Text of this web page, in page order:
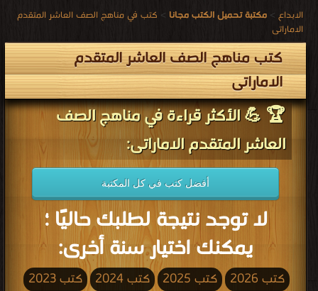
الابداع > مكتبة تحميل الكتب مجانا > كتب في مناهج الصف العاشر المتقدم
الاماراتى
كتب مناهج الصف العاشر المتقدم
الاماراتى
🏆 💪 الأكثر قراءة في مناهج الصف
العاشر المتقدم الاماراتى:
أفضل كتب في كل المكتبة
لا توجد نتيجة لطلبك حاليًا ؛
يمكنك اختيار سنة أخرى:
كتب 2026 كتب 2025 كتب 2024
كتب 2023